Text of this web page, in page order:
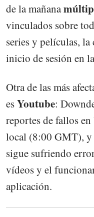
de la mañana
vinculados sobre
series y películas,
inicio de sesión en
Otra de las más
esYoutube:
reportes de fallos
local (8:00 GMT), y
sigue sufriendo
vídeos y el
aplicación.